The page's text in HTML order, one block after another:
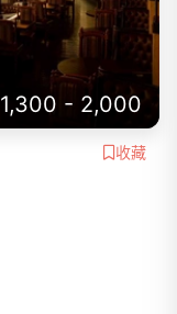
1,300 - 2,000
收藏